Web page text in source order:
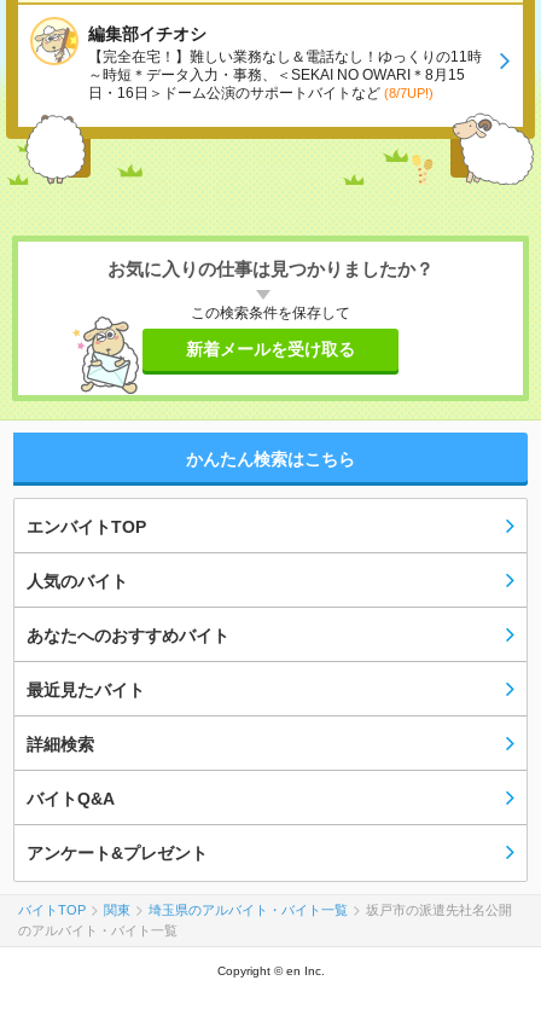
編集部イチオシ
【完全在宅！】難しい業務なし＆電話なし！ゆっくりの11時
～時短＊データ入力・事務、＜SEKAI NO OWARI＊8月15
日・16日＞ドーム公演のサポートバイトなど (8/7UP!)
お気に入りの仕事は見つかりましたか？
この検索条件を保存して
新着メールを受け取る
かんたん検索はこちら
エンバイトTOP
人気のバイト
あなたへのおすすめバイト
最近見たバイト
詳細検索
バイトQ&A
アンケート&プレゼント
バイトTOP 関東 埼玉県のアルバイト・バイト一覧
坂戸市の派遣先社名公開
のアルバイト・バイト一覧
Copyright © en Inc.